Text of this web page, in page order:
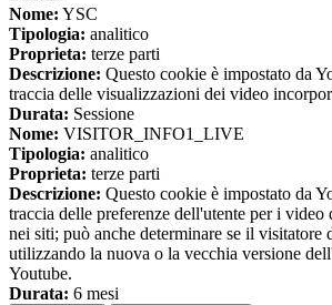
Nome: YSC
Tipologia: analitico
Proprieta: terze parti
Descrizione: Questo cookie è impostato da
traccia delle visualizzazioni dei video
Durata: Sessione
Nome: VISITOR_INFO1_LIVE
Tipologia: analitico
Proprieta: terze parti
Descrizione: Questo cookie è impostato da
traccia delle preferenze dell'utente per i video
nei siti; può anche determinare se il visitatore
utilizzando la nuova o la vecchia versione
Youtube.
Durata: 6 mesi